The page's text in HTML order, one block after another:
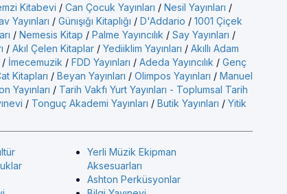
Kitabevi / Can Çocuk Yayınları / Nesil Yayınları /
Yayınları / Günışığı Kitaplığı / D'Addario / 1001 Çiçek
/ Nemesis Kitap / Palme Yayıncılık / Say Yayınları /
/ Akıl Çelen Kitaplar / Yediiklim Yayınları / Akıllı Adam
/ İmecemuzik / FDD Yayınları / Adeda Yayıncılık / Genç
Kitapları / Beyan Yayınları / Olimpos Yayınları / Manuel
Yayınları / Tarih Vakfı Yurt Yayınları - Toplumsal Tarih
/ Tonguç Akademi Yayınları / Butik Yayınları / Yitik
Yerli Müzik Ekipman
Aksesuarları
Ashton Perküsyonlar